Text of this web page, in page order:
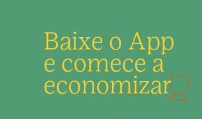
Baixe o App
e comece a
economizar